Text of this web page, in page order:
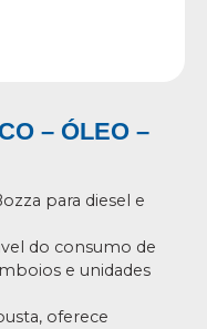
– ÓLEO –
para diesel e
do consumo de
e unidades
oferece